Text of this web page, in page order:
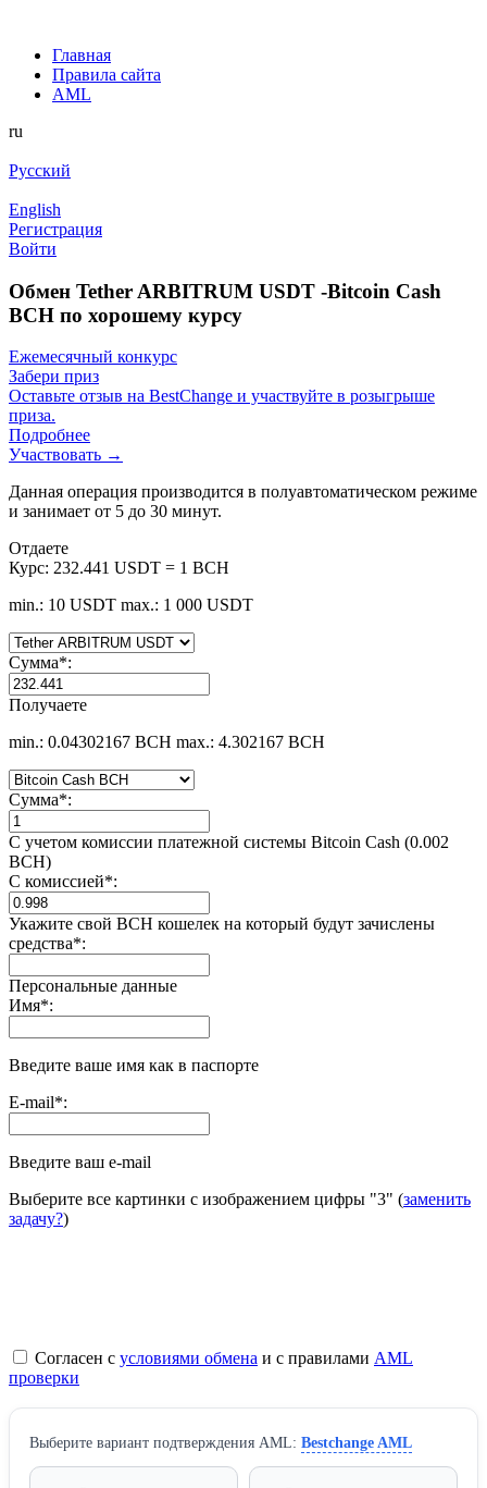
Главная
Правила сайта
AML
ru
Русский
English
Регистрация
Войти
Обмен Tether ARBITRUM USDT -Bitcoin Cash
BCH по хорошему курсу
Ежемесячный конкурс
Забери приз
Оставьте отзыв на BestChange и участвуйте в розыгрыше
приза.
Подробнее
Участвовать →
Данная операция производится в полуавтоматическом режиме
и занимает от 5 до 30 минут.
Отдаете
Курс: 232.441 USDT = 1 BCH
min.: 10 USDT max.: 1 000 USDT
Сумма*:
Получаете
min.: 0.04302167 BCH max.: 4.302167 BCH
Сумма*:
С учетом комиссии платежной системы Bitcoin Cash (0.002
BCH)
С комиссией*:
Укажите свой BCH кошелек на который будут зачислены
средства*:
Персональные данные
Имя*:
Введите ваше имя как в паспорте
E-mail*:
Введите ваш e-mail
Выберите все картинки с изображением цифры "3" (заменить
задачу?)
Согласен с условиями обмена и с правилами AML
проверки
Выберите вариант подтверждения AML: Bestchange AML